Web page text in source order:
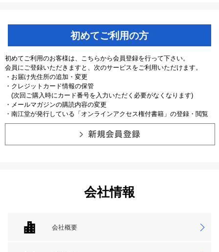
初めてご利用の方
初めてご利用のお客様は、こちらから会員登録を行って下さい。
会員にご登録いただきますと、次のサービスをご利用いただけます。
・お届け先住所の追加・変更
・クレジットカード情報の保管
(次回ご購入時にカード番号を入力いただく必要がなくなります)
・メールマガジンの購読内容の変更
・南江堂が発行している「オンラインアクセス権付書籍」の登録・閲覧
会社情報
会社概要